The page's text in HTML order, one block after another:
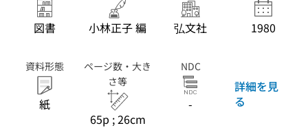
図書 小林正子 編 弘文社 1980
資料形態
紙
ページ数・大き
さ等
65p ; 26cm
NDC
-
詳細を見
る